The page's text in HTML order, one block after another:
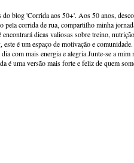
blog 'Corrida aos 50+'. Aos 50 anos,
pela corrida de rua, compartilho minha
dicas valiosas sobre treino,
é um espaço de motivação e
com mais energia e alegria.Junte-se a
é uma versão mais forte e feliz de quem